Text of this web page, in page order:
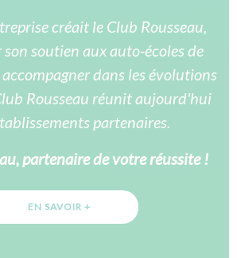
créait le Club Rousseau,
son soutien aux auto-écoles de
dans les évolutions
Rousseau réunit aujourd'hui
partenaires.
partenaire de votre réussite !
EN SAVOIR +